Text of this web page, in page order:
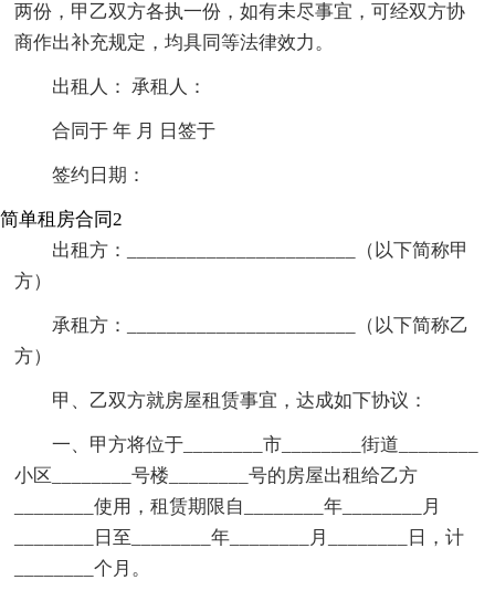
两份，甲乙双方各执一份，如有未尽事宜，可经双方协
商作出补充规定，均具同等法律效力。
出租人： 承租人：
合同于 年 月 日签于
签约日期：
简单租房合同2
出租方：_______________________（以下简称甲
方）
承租方：_______________________（以下简称乙
方）
甲、乙双方就房屋租赁事宜，达成如下协议：
一、甲方将位于________市________街道________
小区________号楼________号的房屋出租给乙方
________使用，租赁期限自________年________月
________日至________年________月________日，计
________个月。